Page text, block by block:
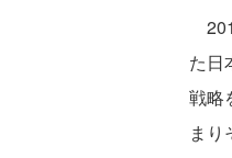
た日
戦略
まり